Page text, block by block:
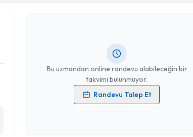
Bu uzmandan online randevu alabileceğin bir
takvimi bulunmuyor.
Randevu Talep Et
Op. Dr. Mehmet Yavuz Çapan
Kişisel verilerimin işlenmesine ilişkinAydınlatma Metni